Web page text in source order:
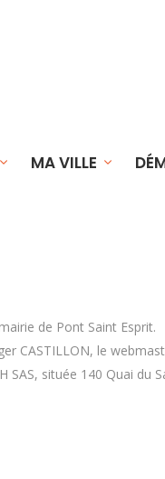
MA VILLE
de Pont Saint Esprit.
CASTILLON, le
SAS, située 140 Quai du